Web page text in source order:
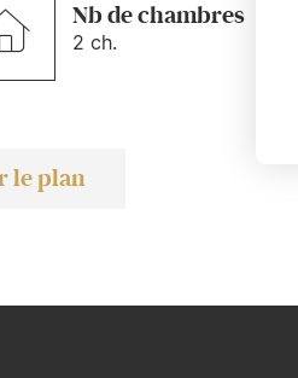
Nb de chambres
2 ch.
le plan